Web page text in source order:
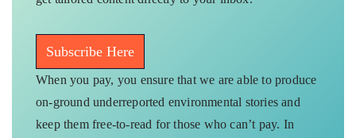
Subscribe Here
When you pay, you ensure that we are able to produce
on-ground underreported environmental stories and
keep them free-to-read for those who can’t pay. In